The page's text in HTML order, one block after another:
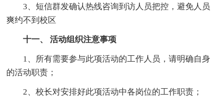
3、短信群发确认热线咨询到访人员把控，避免人员
爽约不到校区
十一、 活动组织注意事项
1、所有需要参与此项活动的工作人员，请明确自身
的活动职责；
2、校长对安排好此项活动中各岗位的工作职责；